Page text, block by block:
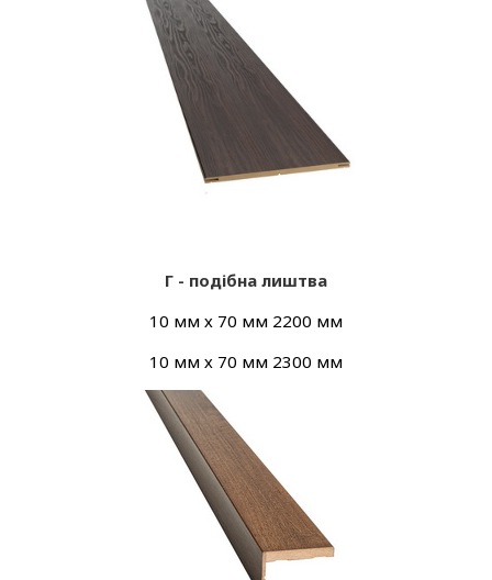
Г - подібна лиштва
10 мм х 70 мм 2200 мм
10 мм х 70 мм 2300 мм